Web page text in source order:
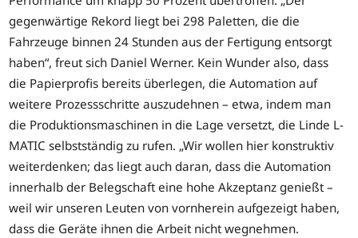
gegenwärtige Rekord liegt bei 298 Paletten, die die
Fahrzeuge binnen 24 Stunden aus der Fertigung entsorgt
haben“, freut sich Daniel Werner. Kein Wunder also, dass
die Papierprofis bereits überlegen, die Automation auf
weitere Prozessschritte auszudehnen – etwa, indem man
die Produktionsmaschinen in die Lage versetzt, die Linde L-
MATIC selbstständig zu rufen. „Wir wollen hier konstruktiv
weiterdenken; das liegt auch daran, dass die Automation
innerhalb der Belegschaft eine hohe Akzeptanz genießt –
weil wir unseren Leuten von vornherein aufgezeigt haben,
dass die Geräte ihnen die Arbeit nicht wegnehmen.